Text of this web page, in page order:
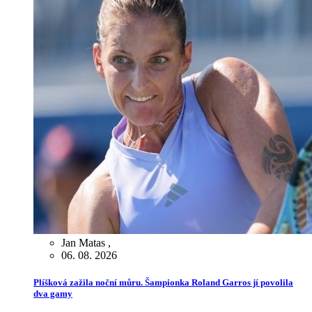
Jan Matas ,
06. 08. 2026
Plíšková zažila noční můru. Šampionka Roland Garros jí povolila
dva gamy